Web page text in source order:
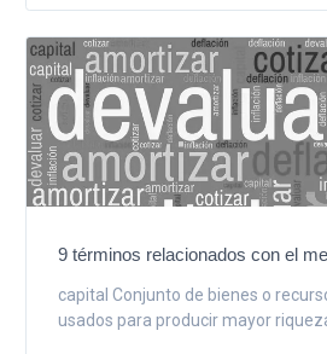
9 términos relacionados con el
capital Conjunto de bienes o
usados para producir mayor